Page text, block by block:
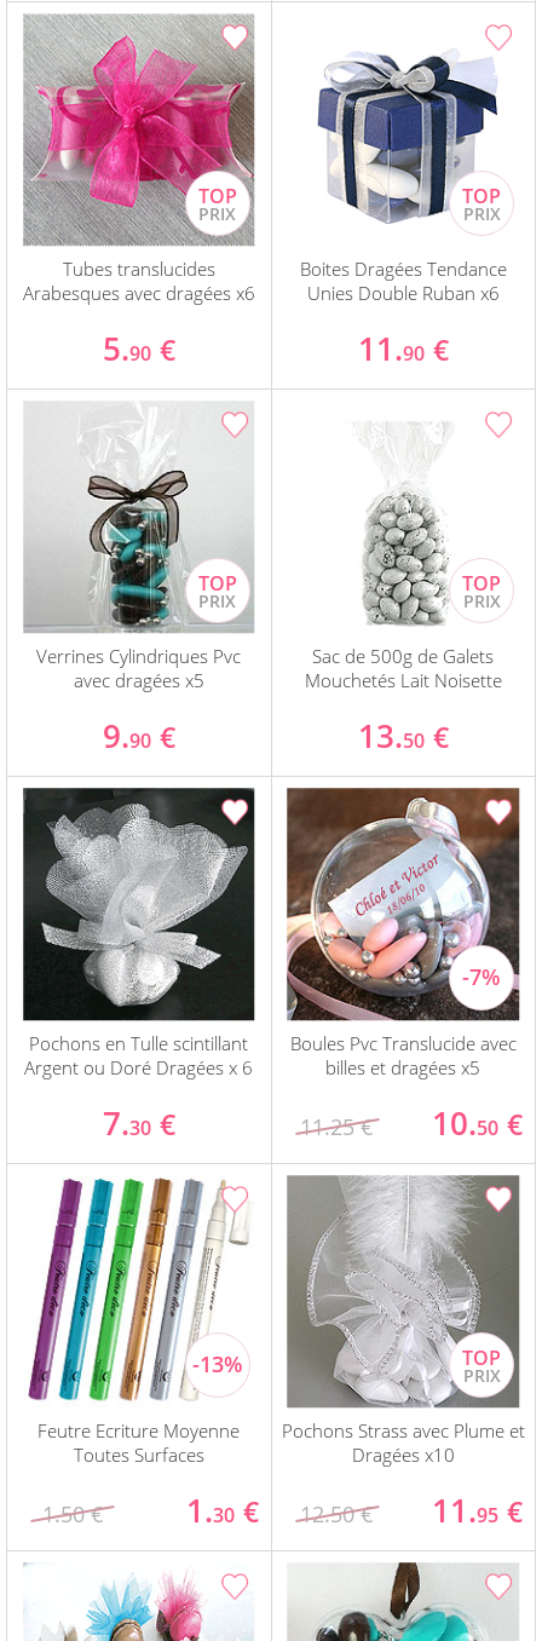
Tubes translucides
Arabesques avec dragées x6
5.90 €
Boites Dragées Tendance
Unies Double Ruban x6
11.90 €
Verrines Cylindriques Pvc
avec dragées x5
9.90 €
Sac de 500g de Galets
Mouchetés Lait Noisette
13.50 €
Pochons en Tulle scintillant
Argent ou Doré Dragées x 6
7.30 €
Boules Pvc Translucide avec
billes et dragées x5
11.25 € 10.50 €
Feutre Ecriture Moyenne
Toutes Surfaces
1.50 € 1.30 €
Pochons Strass avec Plume et
Dragées x10
12.50 € 11.95 €